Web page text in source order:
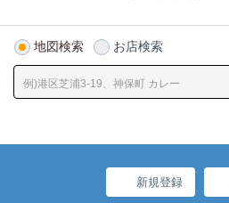
地図検索 お店検索
新規登録